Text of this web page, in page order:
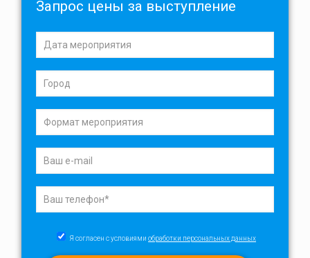
Запрос цены за выступление
Я согласен с условиями обработки персональных данных